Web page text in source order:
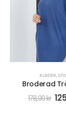
KLÄDER,
Randig Top
698,00kr